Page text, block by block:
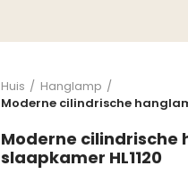
Huis
Hanglamp
Moderne cilindrische
Moderne cilindrische
slaapkamer HL1120